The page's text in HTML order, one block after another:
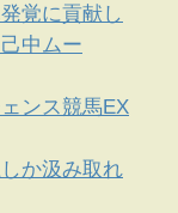
覚に貢献し
中ムー
ンス競馬EX
か汲み取れ